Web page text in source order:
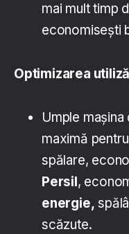
mai mult timp
economisești
Optimizarea
Umple
maximă
spălare,
Persil,
energie,
scăzute.